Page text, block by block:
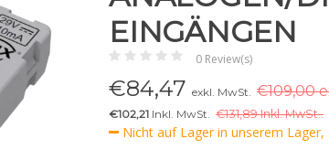
EINGÄNGEN
0 Review(s)
€84,47 exkl. MwSt. €109,00
€102,21 Inkl. MwSt. €131,89 Inkl. MwSt..
Nicht auf Lager in unserem